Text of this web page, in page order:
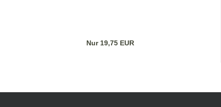
Nur 19,75 EUR